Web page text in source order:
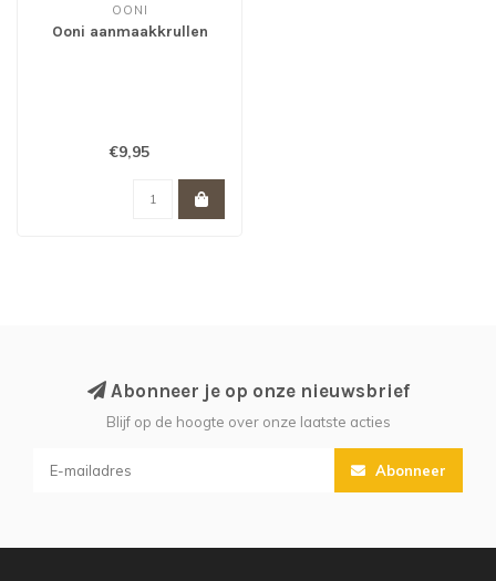
OONI
Ooni aanmaakkrullen
€9,95
Abonneer je op onze nieuwsbrief
Blijf op de hoogte over onze laatste acties
Abonneer